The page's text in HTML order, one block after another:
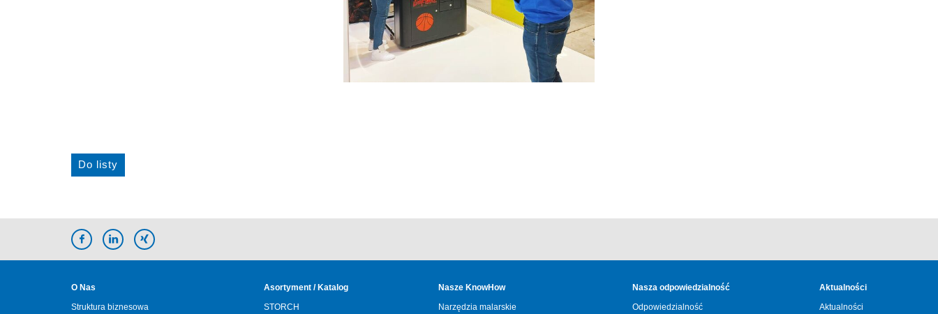
Do listy
O Nas
Struktura biznesowa
Asortyment / Katalog
STORCH
Nasze KnowHow
Narzędzia malarskie
Nasza odpowiedzialność
Odpowiedzialność
Aktualności
Aktualności